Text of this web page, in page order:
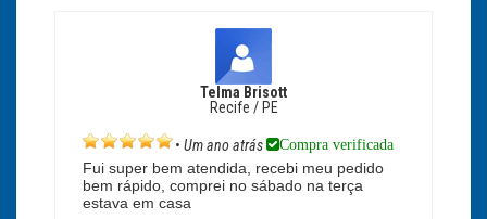
Telma Brisott
Recife / PE
• Um ano atrás Compra verificada
Fui super bem atendida, recebi meu pedido
bem rápido, comprei no sábado na terça
estava em casa